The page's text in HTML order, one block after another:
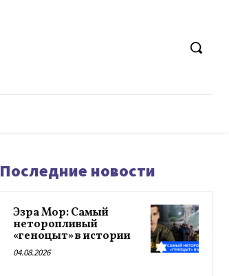
Последние новости
Эзра Мор: Самый
неторопливый
«геноцыт» в истории
04.08.2026